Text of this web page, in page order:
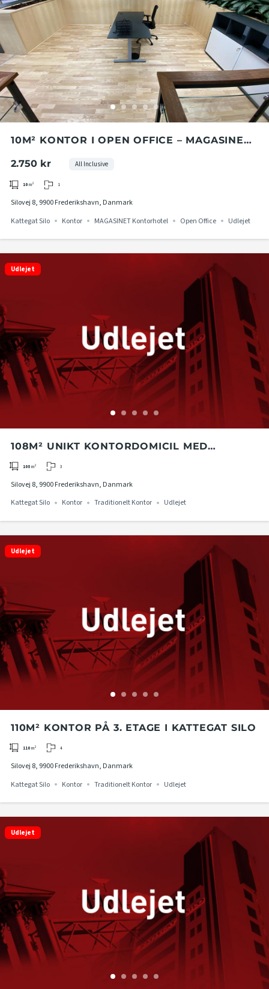
10M² KONTOR I OPEN OFFICE – MAGASINET
2.750 kr
All Inclusive
10 m² 1
Silovej 8, 9900 Frederikshavn, Danmark
Kattegat Silo
Kontor MAGASINET Kontorhotel Open Office Udlejet
Udlejet
108M² UNIKT KONTORDOMICIL MED
ENESTÅENDE UDSIGT PÅ 12. ETAGE I
KATTEGAT SILO
108 m² 3
Silovej 8, 9900 Frederikshavn, Danmark
Kattegat Silo
Kontor Traditionelt Kontor Udlejet
Udlejet
110M² KONTOR PÅ 3. ETAGE I KATTEGAT SILO
110 m² 4
Silovej 8, 9900 Frederikshavn, Danmark
Kattegat Silo
Kontor Traditionelt Kontor Udlejet
Udlejet